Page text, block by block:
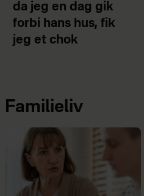
da jeg en dag gik
forbi hans hus, fik
jeg et chok
Familieliv